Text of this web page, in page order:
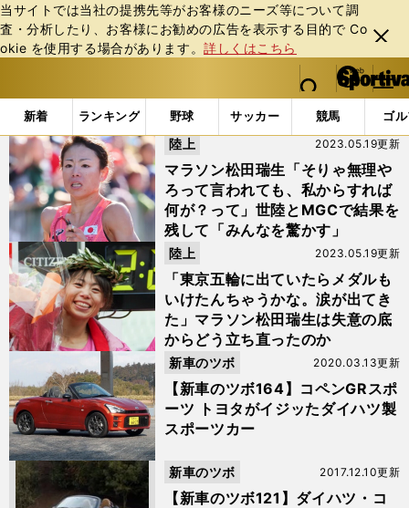
当サイトでは当社の提携先等がお客様のニーズ等について調
査・分析したり、お客様にお勧めの広告を表⽰する⽬的で Co
okie を使⽤する場合があります。詳しくはこちら
閉じ
る
web Sportiva (webスポルティーバ)
検索
マイペ
ー
ジ
メニュ
新着 ランキング 野球 サッカー 競馬 ゴ
b
ス
ポ
ル
テ
ィ
ー
バ
「#ダイハツ」の最新ニュース・ 情報
マラソン松田瑞生「そりゃ無理や
ろって言われても、私からすれば
何が？って」世陸とMGCで結果を
残して「みんなを驚かす」
2023.05.19更新
陸上
「東京五輪に出ていたらメダルも
いけたんちゃうかな。涙が出てき
た」マラソン松田瑞生は失意の底
からどう立ち直ったのか
2023.05.19更新
陸上
【新車のツボ164】コペンGRスポ
ーツ トヨタがイジッたダイハツ製
スポーツカー
2020.03.13更新
新車のツボ
【新車のツボ121】ダイハツ・コ
2017.12.10更新
新車のツボ